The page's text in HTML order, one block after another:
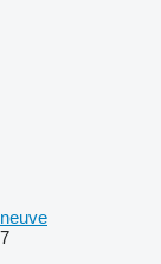
neuve
7